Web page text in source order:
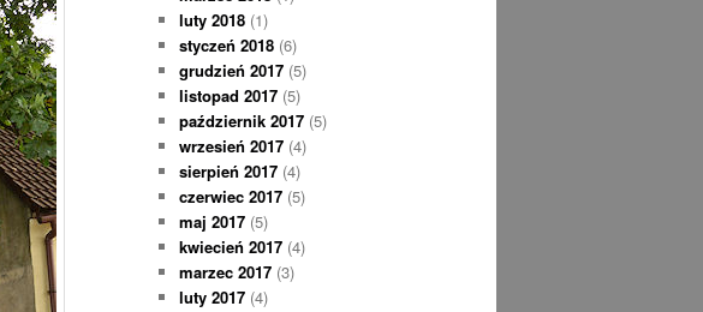
luty 2018 (1)
styczeń 2018 (6)
grudzień 2017 (5)
listopad 2017 (5)
październik 2017 (5)
wrzesień 2017 (4)
sierpień 2017 (4)
czerwiec 2017 (5)
maj 2017 (5)
kwiecień 2017 (4)
marzec 2017 (3)
luty 2017 (4)